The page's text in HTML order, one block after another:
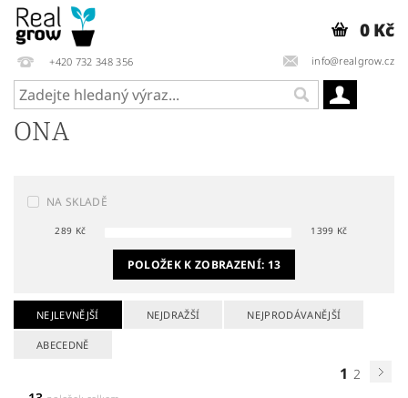
+420 732 348 356 info@realgrow.cz
0 Kč
ONA
NA SKLADĚ
289 Kč 1399 Kč
POLOŽEK K ZOBRAZENÍ: 13
NEJLEVNĚJŠÍ NEJDRAŽŠÍ NEJPRODÁVANĚJŠÍ
ABECEDNĚ
1 2